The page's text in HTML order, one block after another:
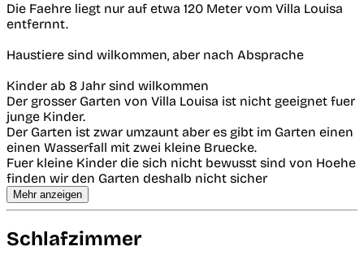
Die Faehre liegt nur auf etwa 120 Meter vom Villa Louisa
entfernnt.
Haustiere sind wilkommen, aber nach Absprache
Kinder ab 8 Jahr sind wilkommen
Der grosser Garten von Villa Louisa ist nicht geeignet fuer
junge Kinder.
Der Garten ist zwar umzaunt aber es gibt im Garten einen
einen Wasserfall mit zwei kleine Bruecke.
Fuer kleine Kinder die sich nicht bewusst sind von Hoehe
finden wir den Garten deshalb nicht sicher
Mehr anzeigen
Schlafzimmer